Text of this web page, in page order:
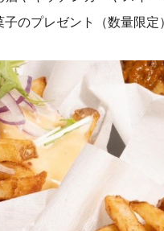
子のプレゼント（数量限